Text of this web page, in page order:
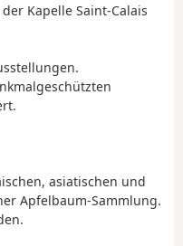
Kapelle Saint-Calais
asiatischen und
Apfelbaum-Sammlung.